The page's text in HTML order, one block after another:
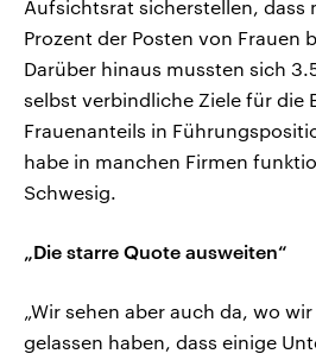
Aufsichtsrat sicherstellen, dass
Prozent der Posten von Frauen
Darüber hinaus mussten sich
selbst verbindliche Ziele für die
Frauenanteils in
habe in manchen Firmen
Schwesig.
„Die starre Quote ausweiten“
„Wir sehen aber auch da, wo
gelassen haben, dass einige